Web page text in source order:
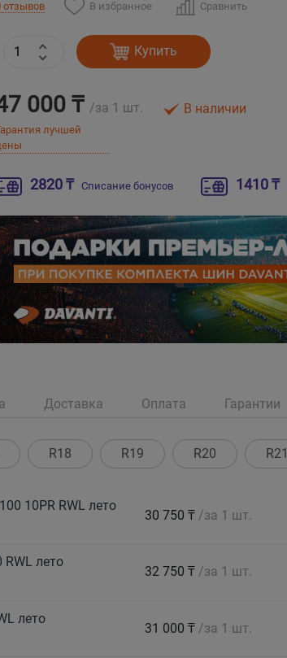
отзывов В избранное Сравнить
Купить
000 ₸ /за 1 шт.
лучшей
В наличии
2820 ₸ Списание бонусов 1410 ₸
Доставка Оплата Гарантии
R18 R19 R20 R21
10PR RWL лето
30 750 ₸ /за 1 шт.
RWL лето
32 750 ₸ /за 1 шт.
лето
31 000 ₸ /за 1 шт.